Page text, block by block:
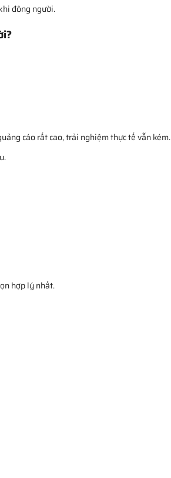
đông người.
cáo rất cao, trải nghiệm thực tế vẫn kém.
hợp lý nhất.